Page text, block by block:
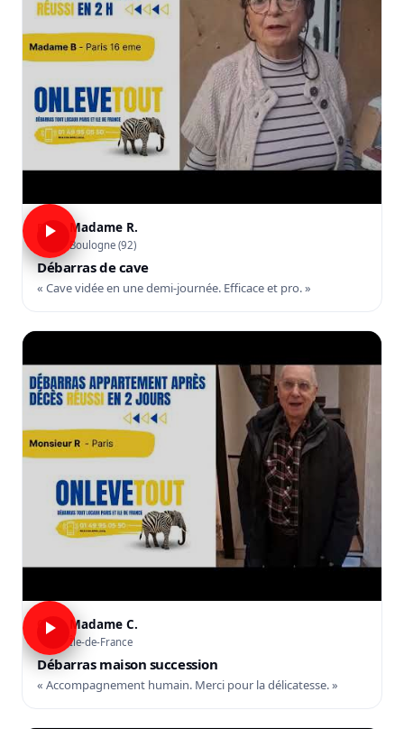
Madame R.
Boulogne (92)
Débarras de cave
« Cave vidée en une demi-journée. Efficace et pro. »
Madame C.
Île-de-France
Débarras maison succession
« Accompagnement humain. Merci pour la délicatesse. »